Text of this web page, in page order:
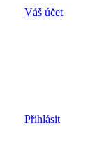
Váš účet
Přihlásit